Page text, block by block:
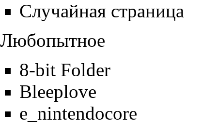
Случайная страница
Любопытное
8-bit Folder
Bleeplove
e_nintendocore